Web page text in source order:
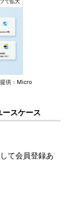
供：Micro
スケース
て会員登録あ